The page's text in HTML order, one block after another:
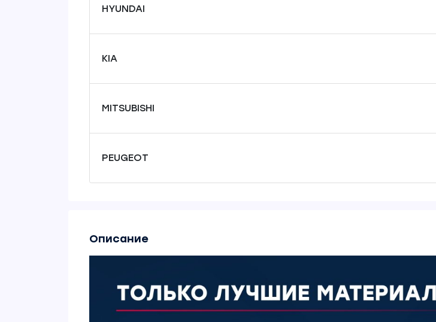
HYUNDAI
KIA
MITSUBISHI
PEUGEOT
Описание